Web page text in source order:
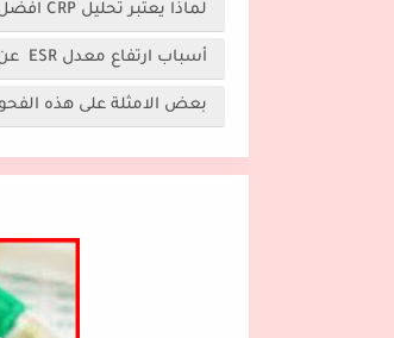
لماذا يعتبر تحليل CRP افضل من تحليل ESR :
أسباب ارتفاع معدل ESR عن الطبيعي :
بعض الامثلة على هذه